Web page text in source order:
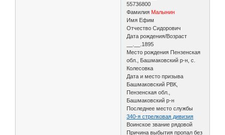
55736800
Фамилия Малынин
Имя Ефим
Отчество Сидорович
Дата рождения/Возраст
__.__.1895
Место рождения Пензенская
обл., Башмаковский р-н, с.
Колесовка
Дата и место призыва
Башмаковский РВК,
Пензенская обл.,
Башмаковский р-н
Последнее место службы
340-я стрелковая дивизия
Воинское звание рядовой
Причина выбытия пропал без